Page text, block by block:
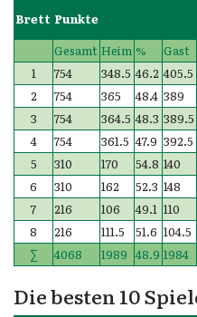
Brett Punkte
Gesamt Heim % Gast
1
754 348.5 46.2 405.5
2
754 365 48.4 389
3
754 364.5 48.3 389.5
4
754 361.5 47.9 392.5
5
310 170 54.8 140
6
310 162 52.3 148
7
216 106 49.1 110
8
216 111.5 51.6 104.5
∑
4068 1989 48.9 1984
Die besten 10